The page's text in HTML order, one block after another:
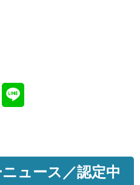
ュース／認定中